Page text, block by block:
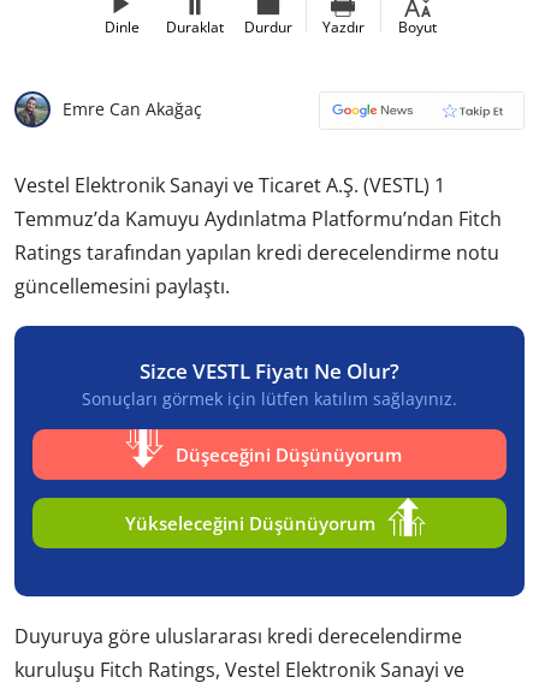
Dinle Duraklat Durdur Yazdır Boyut
Emre Can Akağaç
Vestel Elektronik Sanayi ve Ticaret A.Ş. (VESTL) 1
Temmuz’da Kamuyu Aydınlatma Platformu’ndan Fitch
Ratings tarafından yapılan kredi derecelendirme notu
güncellemesini paylaştı.
Sizce VESTL Fiyatı Ne Olur?
Sonuçları görmek için lütfen katılım sağlayınız.
Düşeceğini Düşünüyorum
Yükseleceğini Düşünüyorum
Duyuruya göre uluslararası kredi derecelendirme
kuruluşu Fitch Ratings, Vestel Elektronik Sanayi ve